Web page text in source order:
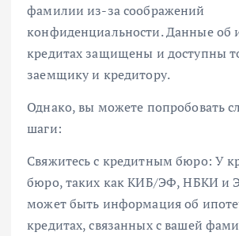
фамилии из-за соображений
конфиденциальности. Данные об
кредитах защищены и доступны
заемщику и кредитору.
Однако, вы можете попробовать
шаги:
Свяжитесь с кредитным бюро: У
бюро, таких как КИБ/ЭФ, НБКИ и
может быть информация об
кредитах, связанных с вашей